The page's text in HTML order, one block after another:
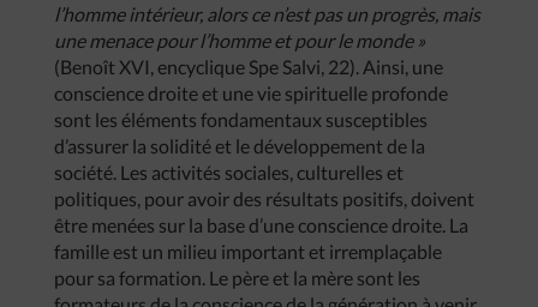
l’homme intérieur, alors ce n’est pas un progrès, mais
une menace pour l’homme et pour le monde »
(Benoît XVI, encyclique Spe Salvi, 22). Ainsi, une
conscience droite et une vie spirituelle profonde
sont les éléments fondamentaux susceptibles
d’assurer la solidité et le développement de la
société. Les activités sociales, culturelles et
politiques, pour avoir des résultats positifs, doivent
être menées sur la base d’une conscience droite. La
famille est un milieu important et irremplaçable
pour sa formation. Le père et la mère sont les